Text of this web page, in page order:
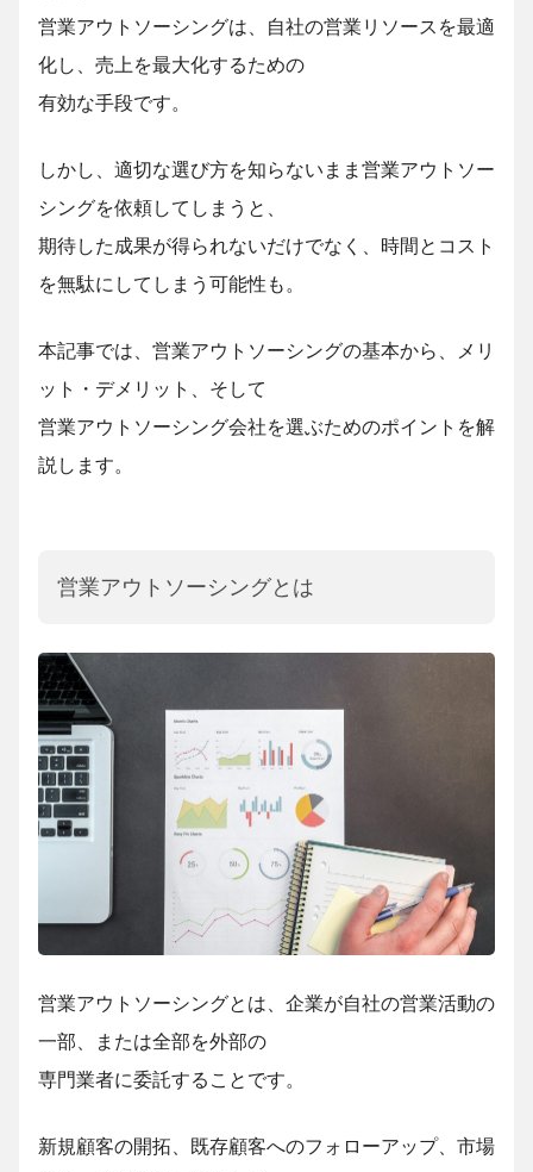
営業アウトソーシングは、自社の営業リソースを最適
化し、売上を最大化するための
有効な手段です。
しかし、適切な選び方を知らないまま営業アウトソー
シングを依頼してしまうと、
期待した成果が得られないだけでなく、時間とコスト
を無駄にしてしまう可能性も。
本記事では、営業アウトソーシングの基本から、メリ
ット・デメリット、そして
営業アウトソーシング会社を選ぶためのポイントを解
説します。
営業アウトソーシングとは
営業アウトソーシングとは、企業が自社の営業活動の
一部、または全部を外部の
専門業者に委託することです。
新規顧客の開拓、既存顧客へのフォローアップ、市場